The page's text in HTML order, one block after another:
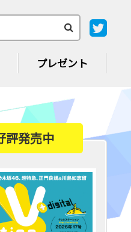
プレゼント
評発売中